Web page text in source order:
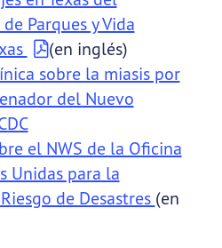
Parques y Vida
(en inglés)
sobre la miasis por
del Nuevo
el NWS de la Oficina
Unidas para la
de Desastres (en